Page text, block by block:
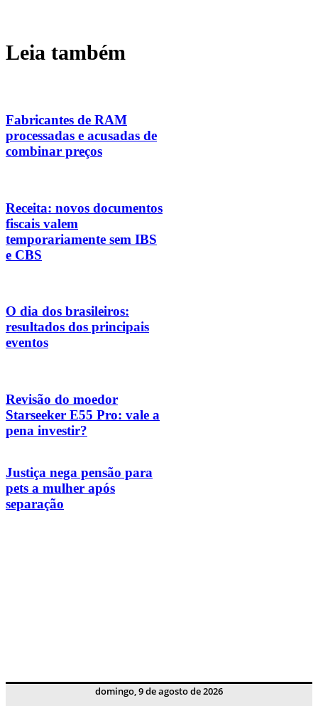
Leia também
Fabricantes de RAM
processadas e acusadas de
combinar preços
Receita: novos documentos
fiscais valem
temporariamente sem IBS
e CBS
O dia dos brasileiros:
resultados dos principais
eventos
Revisão do moedor
Starseeker E55 Pro: vale a
pena investir?
Justiça nega pensão para
pets a mulher após
separação
domingo, 9 de agosto de 2026